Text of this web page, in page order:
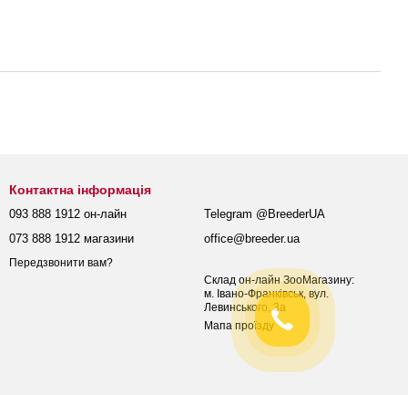
Контактна інформація
093 888 1912 он-лайн
073 888 1912 магазини
Передзвонити вам?
Telegram @BreederUA
office@breeder.ua
Склад он-лайн ЗооМагазину:
м. Івано-Франківськ, вул.
Левинського, 3а
Мапа проїзду